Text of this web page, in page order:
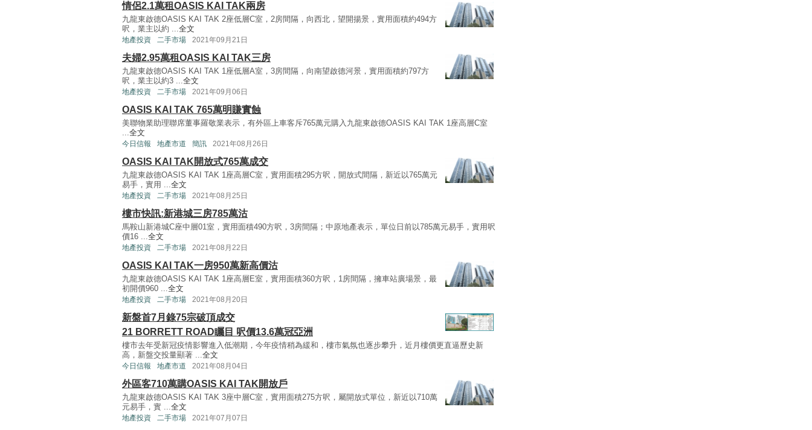
情侶2.1萬租OASIS KAI TAK兩房
九龍東啟德OASIS KAI TAK 2座低層C室，2房間隔，向西北，望開揚景，實用面積約494方
呎，業主以約 ...全文
地產投資 二手市場 2021年09月21日
夫婦2.95萬租OASIS KAI TAK三房
九龍東啟德OASIS KAI TAK 1座低層A室，3房間隔，向南望啟德河景，實用面積約797方
呎，業主以約3 ...全文
地產投資 二手市場 2021年09月06日
OASIS KAI TAK 765萬明賺實蝕
美聯物業助理聯席董事羅敬業表示，有外區上車客斥765萬元購入九龍東啟德OASIS KAI TAK 1座高層C室
...全文
今日信報 地產市道 簡訊 2021年08月26日
OASIS KAI TAK開放式765萬成交
九龍東啟德OASIS KAI TAK 1座高層C室，實用面積295方呎，開放式間隔，新近以765萬元
易手，實用 ...全文
地產投資 二手市場 2021年08月25日
樓市快訊:新港城三房785萬沽
馬鞍山新港城C座中層01室，實用面積490方呎，3房間隔；中原地產表示，單位日前以785萬元易手，實用呎
價16 ...全文
地產投資 二手市場 2021年08月22日
OASIS KAI TAK一房950萬新高價沽
九龍東啟德OASIS KAI TAK 1座高層E室，實用面積360方呎，1房間隔，擁車站廣場景，最
初開價960 ...全文
地產投資 二手市場 2021年08月20日
新盤首7月錄75宗破頂成交
21 BORRETT ROAD矚目 呎價13.6萬冠亞洲
樓市去年受新冠疫情影響進入低潮期，今年疫情稍為緩和，樓市氣氛也逐步攀升，近月樓價更直逼歷史新
高，新盤交投量顯著 ...全文
今日信報 地產市道 2021年08月04日
外區客710萬購OASIS KAI TAK開放戶
九龍東啟德OASIS KAI TAK 3座中層C室，實用面積275方呎，屬開放式單位，新近以710萬
元易手，實 ...全文
地產投資 二手市場 2021年07月07日